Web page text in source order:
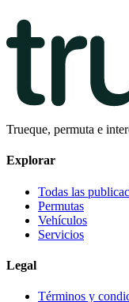
Trueque, permuta e
Explorar
Todas las
Permutas
Vehículos
Servicios
Legal
Términos y